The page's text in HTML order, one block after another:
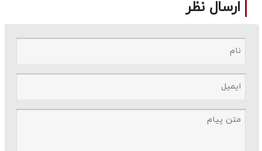
ارسال نظر